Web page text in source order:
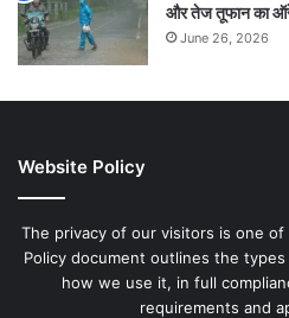
और तेज तूफान का
June 26, 2026
Website Policy
The privacy of our visitors is one
Policy document outlines the
how we use it, in full
requirements and